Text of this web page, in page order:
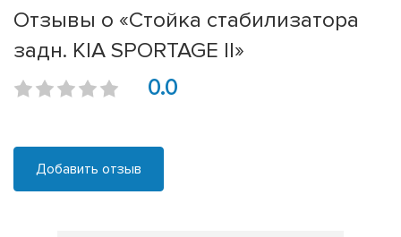
Отзывы о «Стойка стабилизатора
задн. KIA SPORTAGE II»
0.0
Добавить отзыв